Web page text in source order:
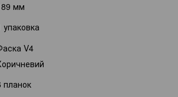
мм
упаковка
V4
планок